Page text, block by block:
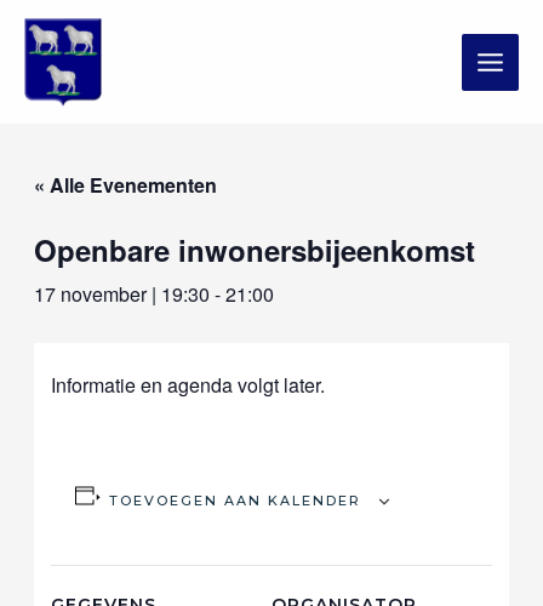
naar
inhoud
« Alle Evenementen
Openbare inwonersbijeenkomst
17 november | 19:30 -21:00
Informatie en agenda volgt later.
TOEVOEGEN AAN KALENDER